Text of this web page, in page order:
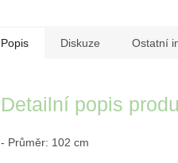
Popis Diskuze Ostatní
Detailní popis
- Průměr: 102 cm